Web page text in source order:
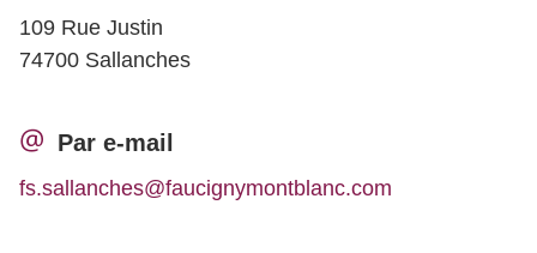
109 Rue Justin
74700 Sallanches
Par e-mail
fs.sallanches@faucignymontblanc.com